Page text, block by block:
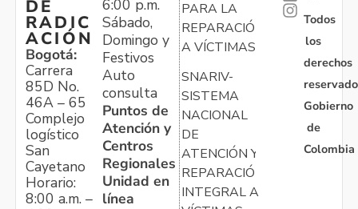
DE
RADIC
ACIÓN
Bogotá:
Carrera
85D No.
46A – 65
Complejo
logístico
San
Cayetano
Horario:
8:00 a.m. –
6:00 p.m.
Sábado,
Domingo y
Festivos
Auto
consulta
Puntos de
Atención y
Centros
Regionales
Unidad en
línea
PARA LA
REPARACIÓN
A VÍCTIMAS
SNARIV-
SISTEMA
NACIONAL
DE
ATENCIÓN Y
REPARACIÓN
INTEGRAL A
Todos
los
derechos
Gobierno
de
Colombia